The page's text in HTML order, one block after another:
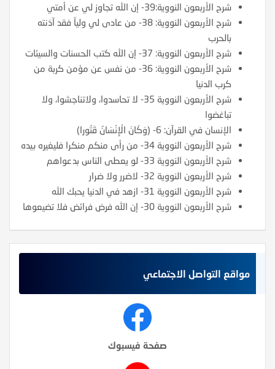
شرح الأربعون النووية:39- إن الله تجاوز لي عن أمتي
شرح الأربعون النووية: 38- من عادى لي ولياً فقد آذنته
بالحرب
شرح الأربعون النووية: 37- إن الله كتب الحسنات والسيئات
شرح الأربعون النووية: 36- من نفس عن مؤمن كربة من
كرب الدنيا
شرح الأربعون النووية 35- لا تحاسدوا، ولاتناجشوا، ولا
تباغضوا
الإنسان في القرآن: 6- (وَكَانَ الْإِنْسَانُ قَتُورا)
شرح الأربعون النووية 34- من رأى منكم منكرا فليغيره بيده
شرح الأربعون النووية 33- لو يعطى الناس بدعواهم
شرح الأربعون النووية 32- لاضرر ولا ضرار
شرح الأربعون النووية 31- ازهد في الدنيا يحبك الله
شرح الأربعون النووية 30- إن الله فرض فرائض فلا تضيعوها
مواقع التواصل الاجتماعي
صفحة فيسبوك